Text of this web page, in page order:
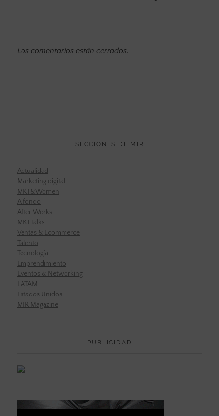
Los comentarios están cerrados.
SECCIONES DE MIR
Actualidad
Marketing digital
MKT&Women
A fondo
After Works
MKTTalks
Ventas & Ecommerce
Talento
Tecnología
Emprendimiento
Eventos & Networking
LATAM
Estados Unidos
MIR Magazine
PUBLICIDAD